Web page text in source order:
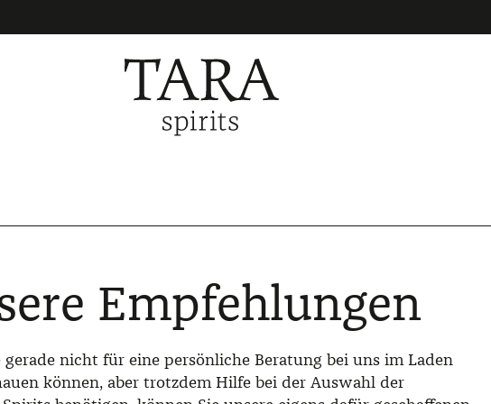
Empfehlungen
gerade nicht für eine persönliche Beratung bei uns im Laden
können, aber trotzdem Hilfe bei der Auswahl der